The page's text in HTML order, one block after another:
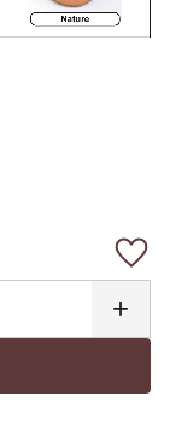
+